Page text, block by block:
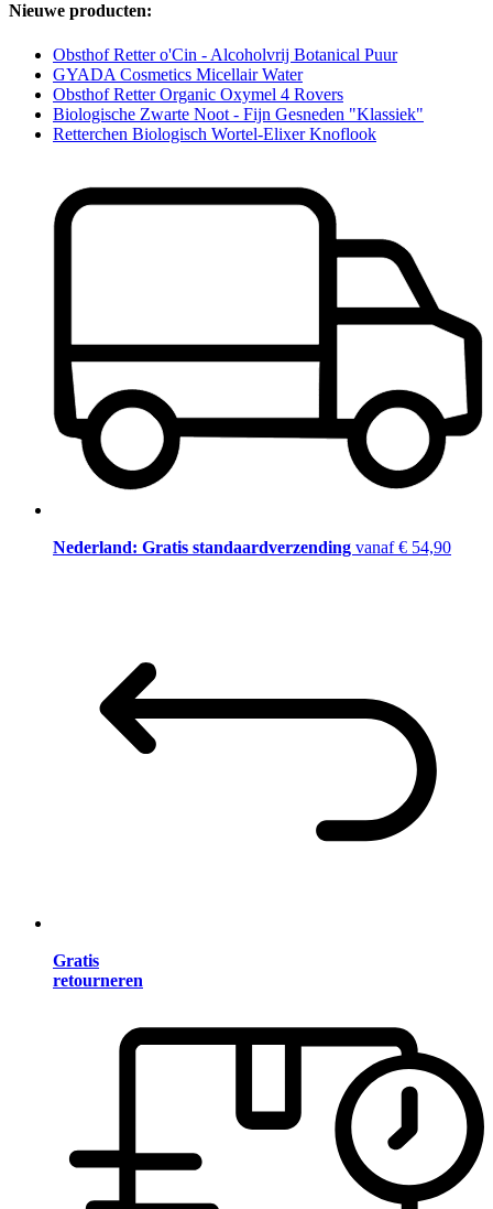
Nieuwe producten:
Obsthof Retter o'Cin - Alcoholvrij Botanical Puur
GYADA Cosmetics Micellair Water
Obsthof Retter Organic Oxymel 4 Rovers
Biologische Zwarte Noot - Fijn Gesneden "Klassiek"
Retterchen Biologisch Wortel-Elixer Knoflook
Nederland: Gratis standaardverzending vanaf € 54,90
Gratis
retourneren